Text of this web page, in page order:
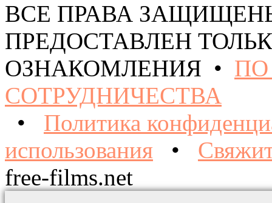
ВСЕ ПРАВА
ПРЕДОСТАВЛЕН
ОЗНАКОМЛЕНИЯ •
СОТРУДНИЧЕСТВА
• Политика
использования •
free-films.net